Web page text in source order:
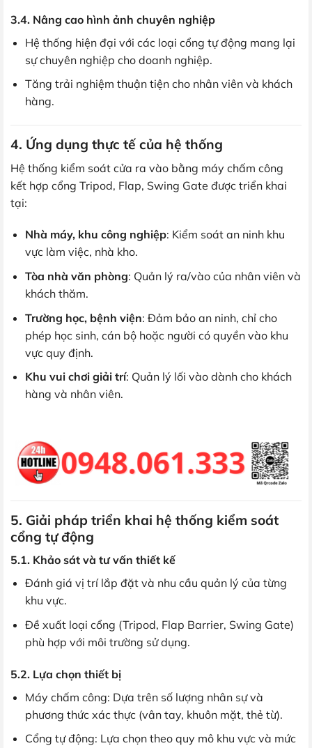
3.4. Nâng cao hình ảnh chuyên nghiệp
Hệ thống hiện đại với các loại cổng tự động mang lại
sự chuyên nghiệp cho doanh nghiệp.
Tăng trải nghiệm thuận tiện cho nhân viên và khách
hàng.
4. Ứng dụng thực tế của hệ thống
Hệ thống kiểm soát cửa ra vào bằng máy chấm công
kết hợp cổng Tripod, Flap, Swing Gate được triển khai
tại:
Nhà máy, khu công nghiệp: Kiểm soát an ninh khu
vực làm việc, nhà kho.
Tòa nhà văn phòng: Quản lý ra/vào của nhân viên và
khách thăm.
Trường học, bệnh viện: Đảm bảo an ninh, chỉ cho
phép học sinh, cán bộ hoặc người có quyền vào khu
vực quy định.
Khu vui chơi giải trí: Quản lý lối vào dành cho khách
hàng và nhân viên.
5. Giải pháp triển khai hệ thống kiểm soát
cổng tự động
5.1. Khảo sát và tư vấn thiết kế
Đánh giá vị trí lắp đặt và nhu cầu quản lý của từng
khu vực.
Đề xuất loại cổng (Tripod, Flap Barrier, Swing Gate)
phù hợp với môi trường sử dụng.
5.2. Lựa chọn thiết bị
Máy chấm công: Dựa trên số lượng nhân sự và
phương thức xác thực (vân tay, khuôn mặt, thẻ từ).
Cổng tự động: Lựa chọn theo quy mô khu vực và mức